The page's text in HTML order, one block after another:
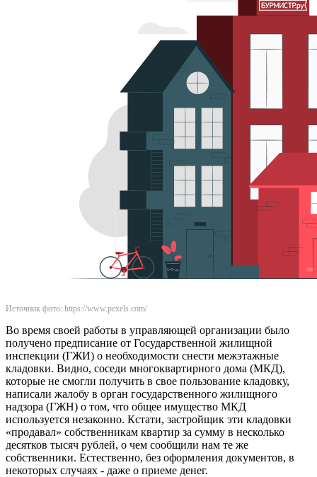
Источник фото: https://www.pexels.com/
Во время своей работы в управляющей организации было
получено предписание от Государственной жилищной
инспекции (ГЖИ) о необходимости снести межэтажные
кладовки. Видно, соседи многоквартирного дома (МКД),
которые не смогли получить в свое пользование кладовку,
написали жалобу в орган государственного жилищного
надзора (ГЖН) о том, что общее имущество МКД
используется незаконно. Кстати, застройщик эти кладовки
«продавал» собственникам квартир за сумму в несколько
десятков тысяч рублей, о чем сообщили нам те же
собственники. Естественно, без оформления документов, в
некоторых случаях - даже о приеме денег.